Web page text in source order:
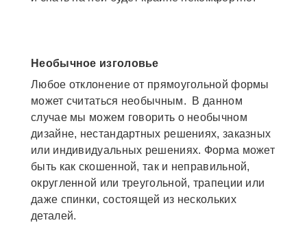
Необычное изголовье
Любое отклонение от прямоугольной формы
может считаться необычным. В данном
случае мы можем говорить о необычном
дизайне, нестандартных решениях, заказных
или индивидуальных решениях. Форма может
быть как скошенной, так и неправильной,
округленной или треугольной, трапеции или
даже спинки, состоящей из нескольких
деталей.